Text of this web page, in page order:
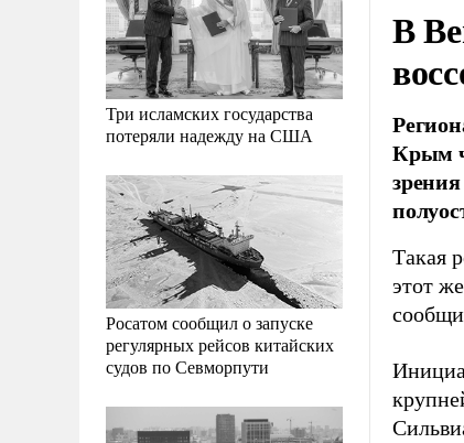
Три исламских государства
потеряли надежду на США
Росатом сообщил о запуске
регулярных рейсов китайских
судов по Севморпути
В
Крым
Такая
этот